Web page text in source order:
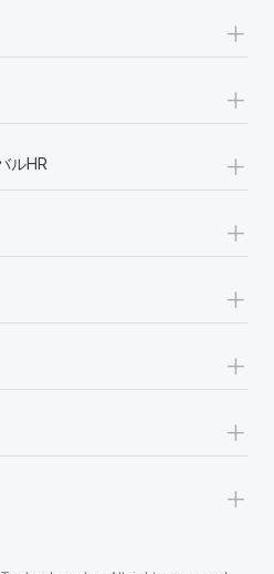
+
+
ルHR +
+
+
+
+
+